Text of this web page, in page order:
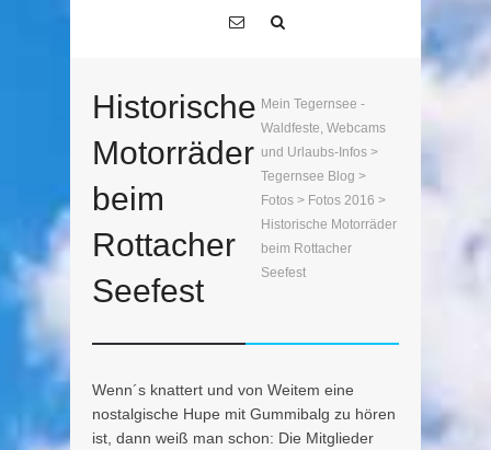
Historische
Motorräder
beim
Rottacher
Seefest
Mein Tegernsee -
Waldfeste, Webcams
und Urlaubs-Infos >
Tegernsee Blog >
Fotos > Fotos 2016 >
Historische Motorräder
beim Rottacher
Seefest
Wenn´s knattert und von Weitem eine
nostalgische Hupe mit Gummibalg zu hören
ist, dann weiß man schon: Die Mitglieder